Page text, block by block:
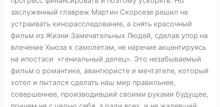
заслуженный главреж Мартин Скорсезе решил не
устраивать кинорасследование, а снять красочный
фильм из Жизни Замечательных Людей, сделав упор на
влечение Хьюза к самолетам, не наречие акцентируясь
на ипостаси «гениальный делец». Это незабываемый
фильм о романтике, авантюристе и мечтателе, который
хотел и пытался сделать наш мир правильнее,
совершеннее, производивший своими руками будущее,